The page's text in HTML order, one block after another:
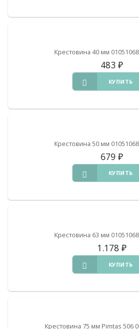
Крестовина 40 мм
483 ₽
КУПИТЬ
Крестовина 50 мм
679 ₽
КУПИТЬ
Крестовина 63 мм
1.178 ₽
КУПИТЬ
Крестовина 75 мм Pimtas 506